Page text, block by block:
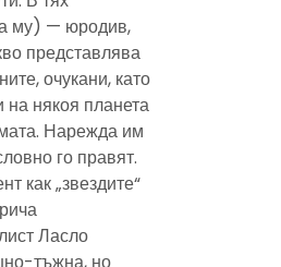
му) — юродив,
представлява
очукани, като
на някоя планета
Нарежда им
го правят.
как „звездите“
Ласло